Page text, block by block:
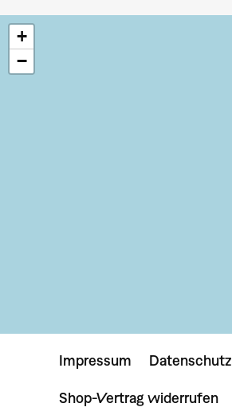
+
−
Impressum Datenschutz
Shop-Vertrag widerrufen